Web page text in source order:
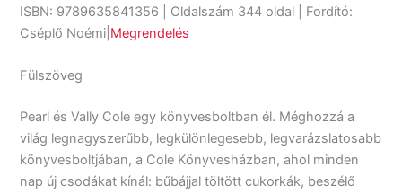
ISBN: 9789635841356 | Oldalszám 344 oldal | Fordító:
Cséplő Noémi| Megrendelés
Fülszöveg
Pearl és Vally Cole egy könyvesboltban él. Méghozzá a
világ legnagyszerűbb, legkülönlegesebb, legvarázslatosabb
könyvesboltjában, a Cole Könyvesházban, ahol minden
nap új csodákat kínál: bűbájjal töltött cukorkák, beszélő